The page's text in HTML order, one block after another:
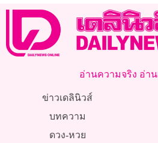
อ่านความจริง อ่า
ข่าวเดลินิวส์
บทความ
ดวง-หวย